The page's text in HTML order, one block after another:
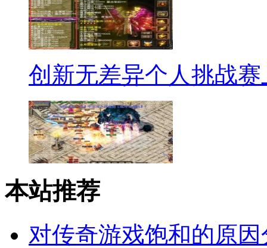
创新无差异个人挑战赛
本站推荐
对传奇游戏饱和的原因